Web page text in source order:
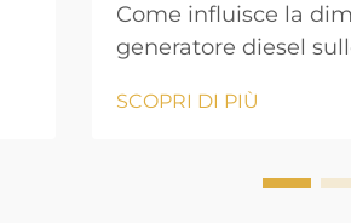
Come influisce la
generatore diesel
carburante? Il
più affidabili nelle
SCOPRI DI PIÙ